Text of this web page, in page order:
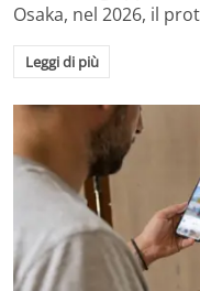
Osaka, nel 2026, il
Leggi di più